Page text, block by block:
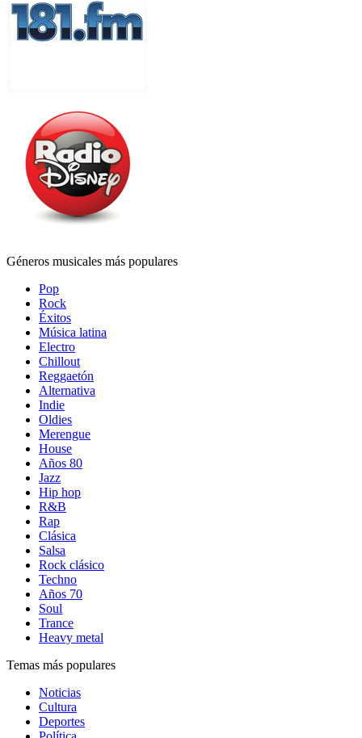
Géneros musicales más populares
Pop
Rock
Éxitos
Música latina
Electro
Chillout
Reggaetón
Alternativa
Indie
Oldies
Merengue
House
Años 80
Jazz
Hip hop
R&B
Rap
Clásica
Salsa
Rock clásico
Techno
Años 70
Soul
Trance
Heavy metal
Temas más populares
Noticias
Cultura
Deportes